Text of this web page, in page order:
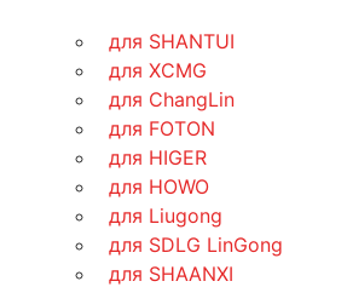
для SHANTUI
для XCMG
для ChangLin
для FOTON
для HIGER
для HOWO
для Liugong
для SDLG LinGong
для SHAANXI